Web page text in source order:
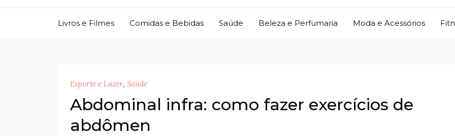
Livros e Filmes Comidas e Bebidas Saúde Beleza e Perfumaria Moda e Acessórios
Esporte e Lazer, Saúde
Abdominal infra: como fazer exercícios de
abdômen